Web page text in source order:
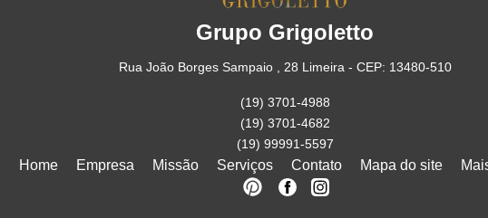
Grupo Grigoletto
Rua João Borges Sampaio , 28 Limeira - CEP: 13480-510
(19) 3701-4988
(19) 3701-4682
(19) 99991-5597
Home Empresa Missão Serviços Contato Mapa do site